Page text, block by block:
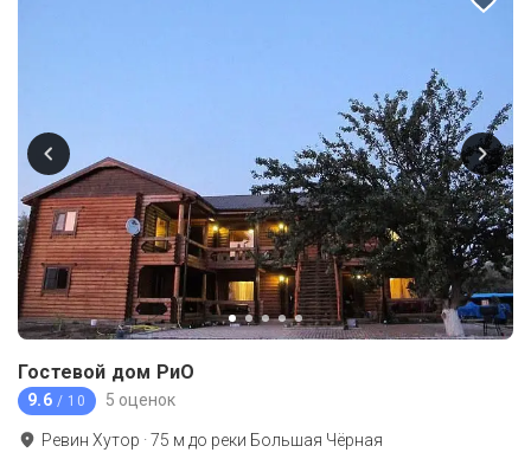
Гостевой дом РиО
9.6 / 10 5 оценок
Ревин Хутор ·75 м до реки Большая Чёрная